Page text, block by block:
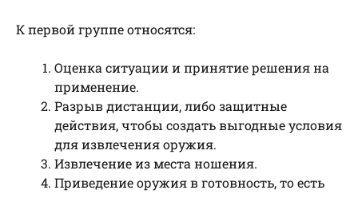
К первой группе относятся:
Оценка ситуации и принятие решения на
применение.
Разрыв дистанции, либо защитные
действия, чтобы создать выгодные условия
для извлечения оружия.
Извлечение из места ношения.
Приведение оружия в готовность, то есть